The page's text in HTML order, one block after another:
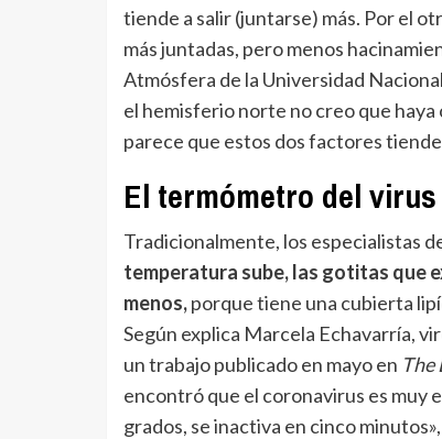
tiende a salir (juntarse) más. Por el
más juntadas, pero menos
Atmósfera de la Universidad
el hemisferio norte no creo que
parece que estos dos factores
El termómetro del virus
Tradicionalmente, los especialistas
temperatura sube, las gotitas que
menos,porque tiene una cubierta
Según explica Marcela Echavarría,
un trabajo publicado en mayo en The
encontró que el coronavirus es muy
grados, se inactiva en cinco